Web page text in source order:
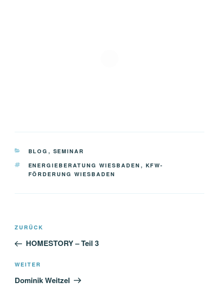
KATEGORIEN
BLOG , SEMINAR
SCHLAGWÖRTER
ENERGIEBERATUNG WIESBADEN , KFW-
FÖRDERUNG WIESBADEN
Beitragsnavigation
Vorheriger
Beitrag
ZURÜCK
HOMESTORY – Teil 3
Nächster
Beitrag
WEITER
Dominik Weitzel